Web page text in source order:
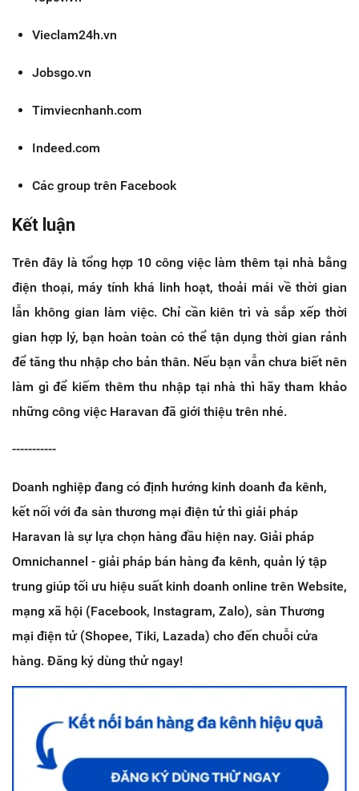
Vieclam24h.vn
Jobsgo.vn
Timviecnhanh.com
Indeed.com
Các group trên Facebook
Kết luận
Trên đây là tổng hợp 10 công việc làm thêm tại nhà bằng
điện thoại, máy tính khá linh hoạt, thoải mái về thời gian
lẫn không gian làm việc. Chỉ cần kiên trì và sắp xếp thời
gian hợp lý, bạn hoàn toàn có thể tận dụng thời gian rảnh
để tăng thu nhập cho bản thân. Nếu bạn vẫn chưa biết nên
làm gì để kiếm thêm thu nhập tại nhà thì hãy tham khảo
những công việc Haravan đã giới thiệu trên nhé.
-----------
Doanh nghiệp đang có định hướng kinh doanh đa kênh,
kết nối với đa sàn thương mại điện tử thì giải pháp
Haravan là sự lựa chọn hàng đầu hiện nay. Giải pháp
Omnichannel - giải pháp bán hàng đa kênh, quản lý tập
trung giúp tối ưu hiệu suất kinh doanh online trên Website,
mạng xã hội (Facebook, Instagram, Zalo), sàn Thương
mại điện tử (Shopee, Tiki, Lazada) cho đến chuỗi cửa
hàng. Đăng ký dùng thử ngay!